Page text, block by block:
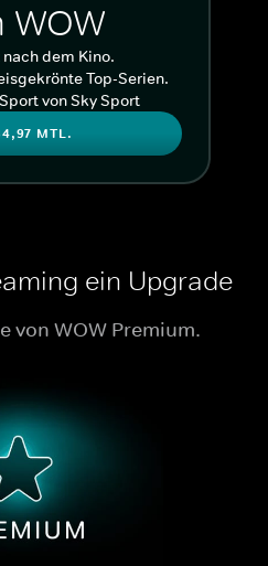
WOW
dem Kino.
Top-Serien.
von Sky Sport
MTL.
ein Upgrade
von WOW Premium.